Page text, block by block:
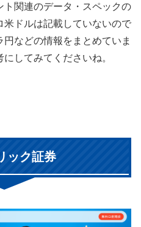
ト関連のデータ・スペックの
ドルは記載していないので
などの情報をまとめていま
してみてくださいね。
ック証券